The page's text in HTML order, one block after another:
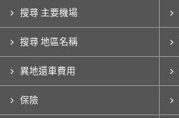
搜尋 主要機場
搜尋 地區名稱
異地還車費用
保險